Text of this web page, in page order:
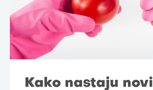
Kako nastaju novi